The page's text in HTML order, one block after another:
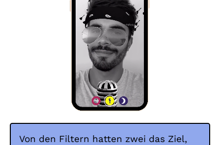
Von den Filtern hatten zwei das Ziel,